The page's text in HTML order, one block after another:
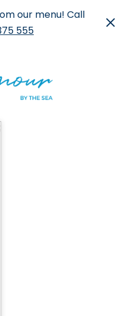
our menu! Call
555